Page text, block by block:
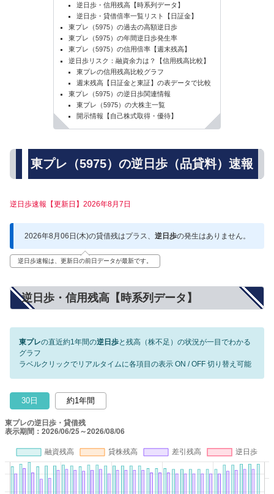
逆日歩・信用残高【時系列データ】
逆日歩・貸借倍率一覧リスト【日証金】
東プレ（5975）の過去の高額逆日歩
東プレ（5975）の年間逆日歩発生率
東プレ（5975）の信用倍率【週末残高】
逆日歩リスク：融資余力は？【信用残高比較】
東プレの信用残高比較グラフ
週末残高【日証金と東証】の表データで比較
東プレ（5975）の逆日歩関連情報
東プレ（5975）の大株主一覧
開示情報【自己株式取得・優待】
東プレ（5975）の逆日歩（品貸料）速報
逆日歩速報【更新日】2026年8月7日
2026年8月06日(木)の貸借残はプラス、 逆日歩の発生はありません。
逆日歩速報は、更新日の前日データが最新です。
逆日歩・信用残高【時系列データ】
東プレの直近約1年間の逆日歩と残高（株不足）の状況が一目でわかる
グラフ
ラベルクリックでリアルタイムに各項目の表示 ON / OFF 切り替え可能
30日 約1年間